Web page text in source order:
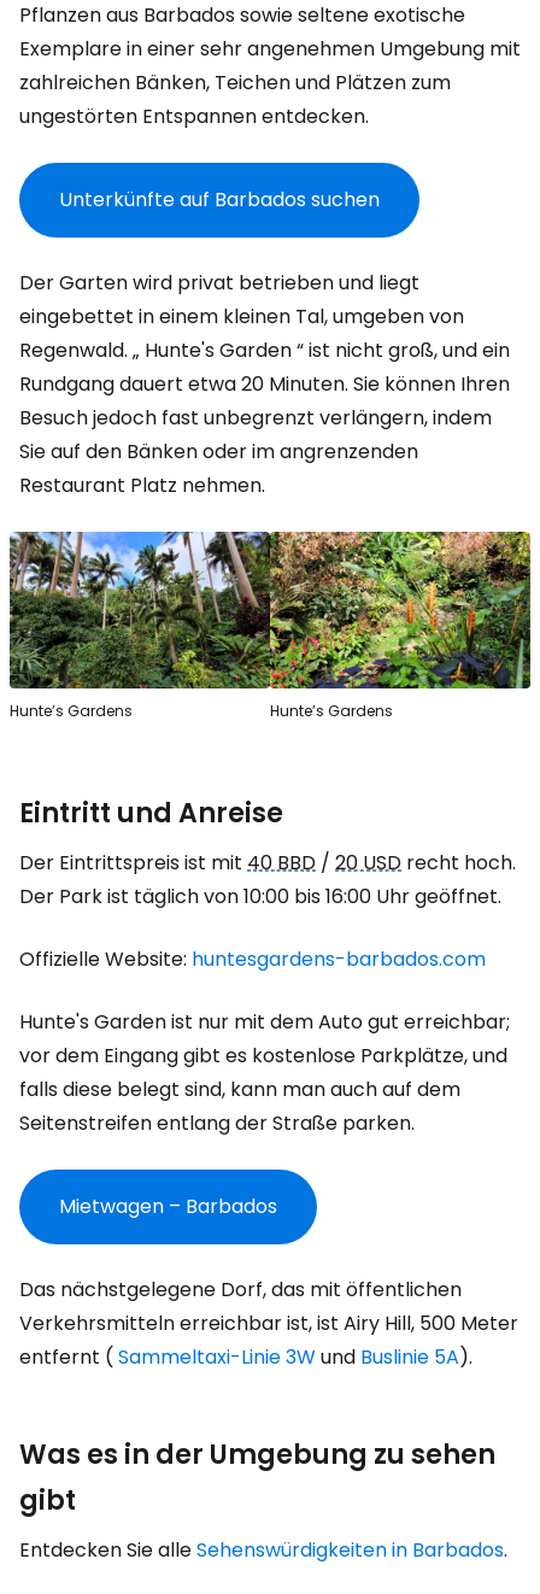
Pflanzen aus Barbados sowie seltene exotische
Exemplare in einer sehr angenehmen Umgebung mit
zahlreichen Bänken, Teichen und Plätzen zum
ungestörten Entspannen entdecken.
Unterkünfte auf Barbados suchen
Der Garten wird privat betrieben und liegt
eingebettet in einem kleinen Tal, umgeben von
Regenwald. „ Hunte's Garden“ ist nicht groß, und ein
Rundgang dauert etwa 20 Minuten. Sie können Ihren
Besuch jedoch fast unbegrenzt verlängern, indem
Sie auf den Bänken oder im angrenzenden
Restaurant Platz nehmen.
Hunte’s Gardens Hunte’s Gardens
Eintritt und Anreise
Der Eintrittspreis ist mit 40 BBD / 20 USD recht hoch.
Der Park ist täglich von 10:00 bis 16:00 Uhr geöffnet.
Offizielle Website: huntesgardens-barbados.com
Hunte's Gardenist nur mit dem Auto gut erreichbar;
vor dem Eingang gibt es kostenlose Parkplätze, und
falls diese belegt sind, kann man auch auf dem
Seitenstreifen entlang der Straße parken.
Mietwagen – Barbados
Das nächstgelegene Dorf, das mit öffentlichen
Verkehrsmitteln erreichbar ist, ist Airy Hill, 500 Meter
entfernt ( Sammeltaxi-Linie 3Wund Buslinie 5A).
Was es in der Umgebung zu sehen
gibt
Entdecken Sie alleSehenswürdigkeiten in Barbados.